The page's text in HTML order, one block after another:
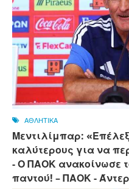
ΑΘΛΗΤΙΚΑ
Μεντιλίμπαρ:
καλύτερους για να
- Ο ΠΑΟΚ ανακοίνωσε
παντού! – ΠΑΟΚ -